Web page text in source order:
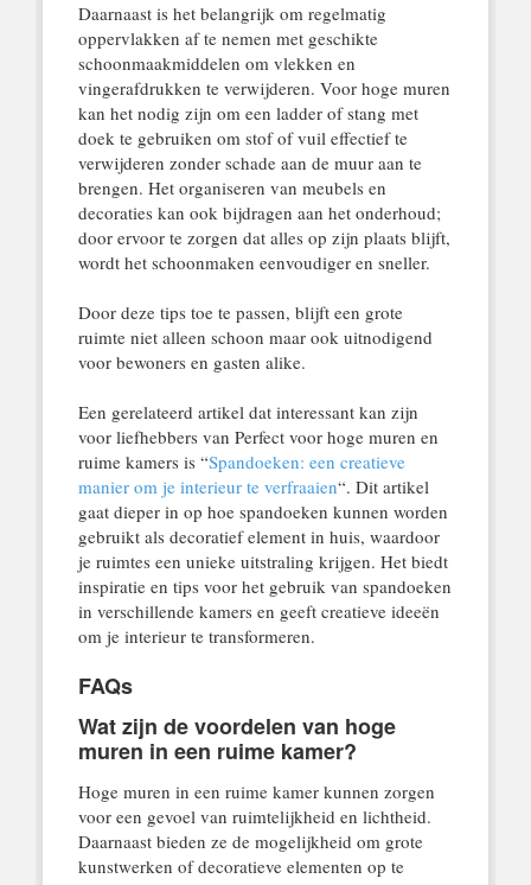
Daarnaast is het belangrijk om regelmatig
oppervlakken af te nemen met geschikte
schoonmaakmiddelen om vlekken en
vingerafdrukken te verwijderen. Voor hoge muren
kan het nodig zijn om een ladder of stang met
doek te gebruiken om stof of vuil effectief te
verwijderen zonder schade aan de muur aan te
brengen. Het organiseren van meubels en
decoraties kan ook bijdragen aan het onderhoud;
door ervoor te zorgen dat alles op zijn plaats blijft,
wordt het schoonmaken eenvoudiger en sneller.
Door deze tips toe te passen, blijft een grote
ruimte niet alleen schoon maar ook uitnodigend
voor bewoners en gasten alike.
Een gerelateerd artikel dat interessant kan zijn
voor liefhebbers van Perfect voor hoge muren en
ruime kamers is “Spandoeken: een creatieve
manier om je interieur te verfraaien“. Dit artikel
gaat dieper in op hoe spandoeken kunnen worden
gebruikt als decoratief element in huis, waardoor
je ruimtes een unieke uitstraling krijgen. Het biedt
inspiratie en tips voor het gebruik van spandoeken
in verschillende kamers en geeft creatieve ideeën
om je interieur te transformeren.
FAQs
Wat zijn de voordelen van hoge
muren in een ruime kamer?
Hoge muren in een ruime kamer kunnen zorgen
voor een gevoel van ruimtelijkheid en lichtheid.
Daarnaast bieden ze de mogelijkheid om grote
kunstwerken of decoratieve elementen op te